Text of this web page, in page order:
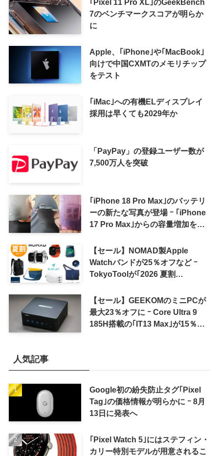
｢Pixel 11 Pro XL｣のGeekBench
7のベンチマークスコアが明らか
に
Apple、｢iPhone｣や｢MacBook｣
向けで中国CXMTのメモリチップ
をテスト
｢iMac｣への有機ELディスプレイ
採用は早くても2029年か
「PayPay」の登録ユーザー数が
7,500万人を突破
｢iPhone 18 Pro Max｣のバッテリ
ーの新たな写真が登場 ｰ ｢iPhone
17 Pro Max｣からの容量増加を確
【セール】NOMAD製Apple
Watchバンドが25％オフなど ｰ
TokyoToolが｢2026 夏割
【セール】GEEKOMのミニPCが
最大23％オフに ｰ Core Ultra 9
185H搭載の｢IT13 Max｣が15％オ
人気記事
Google初の紛失防止タグ｢Pixel
Tag｣の価格情報が明らかに ｰ 8月
13日に発表へ
｢Pixel Watch 5｣にはステフィン・
カリー特別モデルが用意されるこ